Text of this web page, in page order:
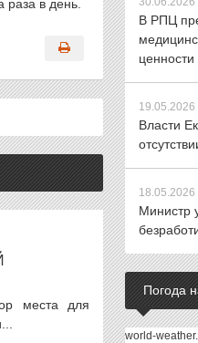
раза в день.
места для
В РПЦ
ценности
19.05.2026
Власти
18.05.2026
Министр
Погода